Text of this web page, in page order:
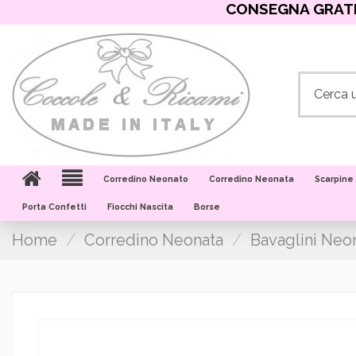
CONSEGNA
Corredino Neonato Corredino Neonata
Porta Confetti Fiocchi Nascita Borse
Home Corredino Neonata Bavaglini